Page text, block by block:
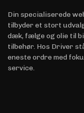
Din specialiserede
tilbyder et stort
dæk, fælge og olie til
tilbehør. Hos Driver
eneste ordre med
service.